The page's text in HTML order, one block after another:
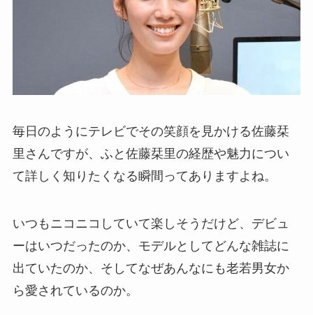
毎日のようにテレビでその笑顔を見かける佐藤栞
里さんですが、ふと佐藤栞里の経歴や魅力につい
て詳しく知りたくなる瞬間ってありますよね。
いつもニコニコしていて楽しそうだけど、デビュ
ーはいつだったのか、モデルとしてどんな雑誌に
出ていたのか、そしてなぜあんなにも老若男女か
ら愛されているのか。